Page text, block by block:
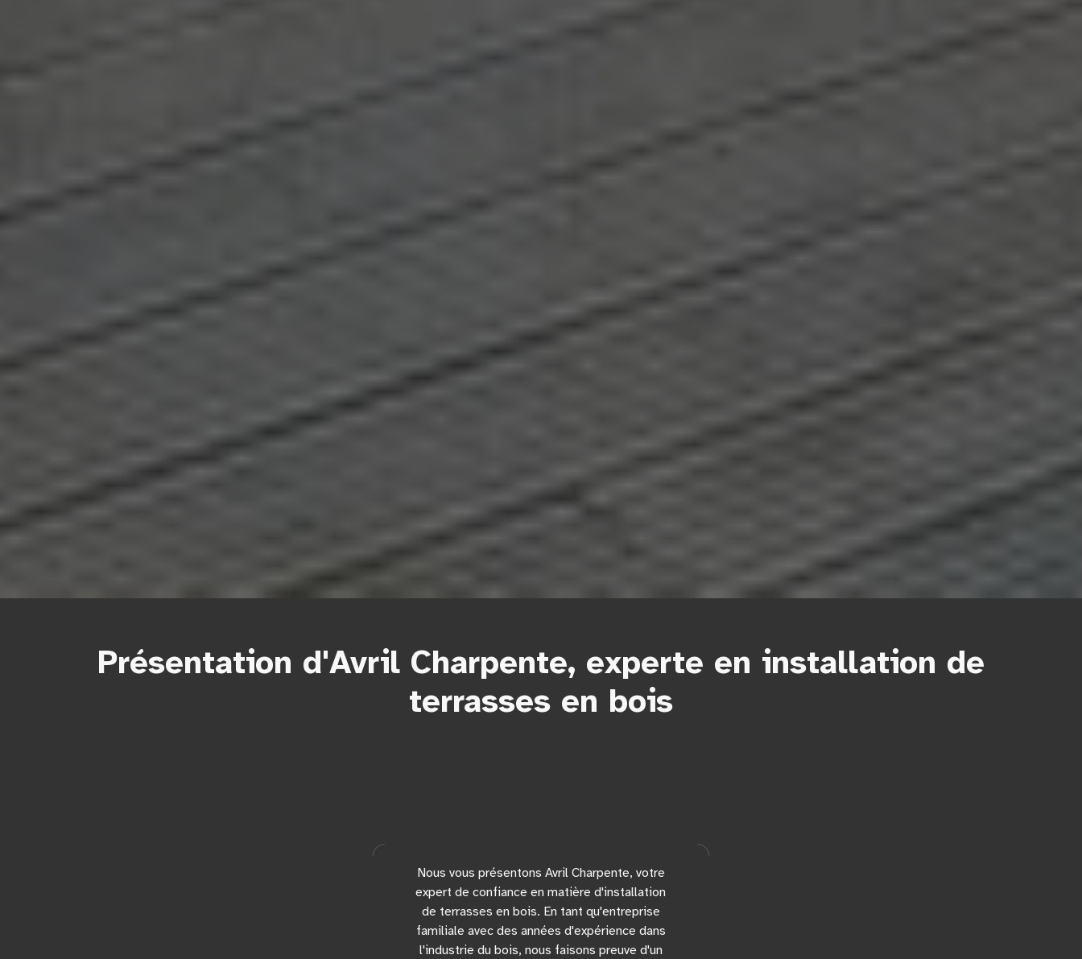
Présentation d'Avril Charpente, experte en installation de
terrasses en bois
Nous vous présentons Avril Charpente, votre
expert de confiance en matière d'installation
de terrasses en bois. En tant qu'entreprise
familiale avec des années d'expérience dans
l'industrie du bois, nous faisons preuve d'un